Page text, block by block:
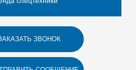
ЗВОНОК